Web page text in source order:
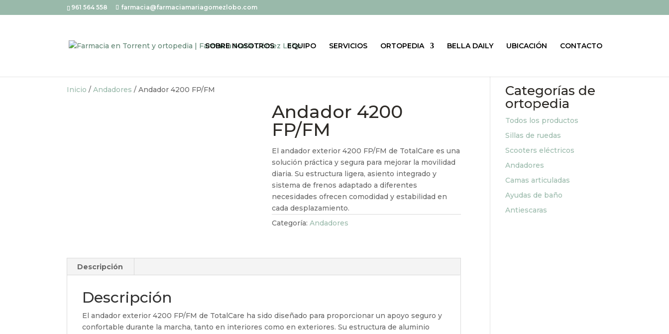
961 564 558 farmacia@farmaciamariagomezlobo.com
SOBRE NOSOTROS EQUIPO SERVICIOS ORTOPEDIA BELLA DAILY UBICACIÓN CONTACTO
Inicio /Andadores / Andador 4200 FP/FM
Andador 4200
FP/FM
El andador exterior 4200 FP/FM de TotalCare es una
solución práctica y segura para mejorar la movilidad
diaria. Su estructura ligera, asiento integrado y
sistema de frenos adaptado a diferentes
necesidades ofrecen comodidad y estabilidad en
cada desplazamiento.
Categoría:Andadores
Descripción
Descripción
El andador exterior 4200 FP/FM de TotalCare ha sido diseñado para proporcionar un apoyo seguro y
confortable durante la marcha, tanto en interiores como en exteriores. Su estructura de aluminio
Categorías de
ortopedia
Todos los productos
Sillas de ruedas
Scooters eléctricos
Andadores
Camas articuladas
Ayudas de baño
Antiescaras